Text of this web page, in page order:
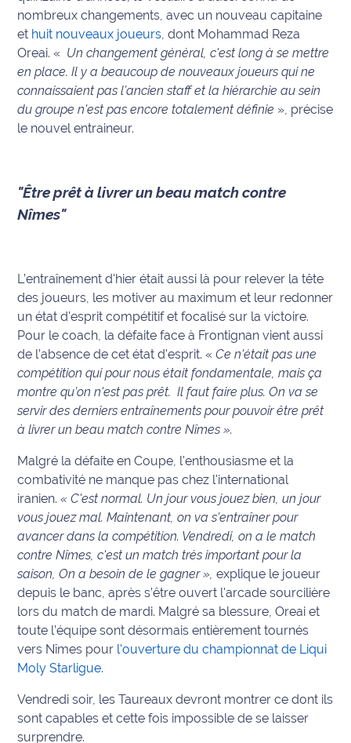
National
International
Défense
Municipales
Contenus
Partenaires
rédaction
Coup de
coeur
Maritima
Fil
rouge
Maritima
de Jeff
C'est
mon
club
Les
Coachs
Maritima
Bon
plan
sortie
Nous
contacter
nombreux changements, avec un nouveau capitaine
et huit nouveaux joueurs , dont Mohammad Reza
Oreai. « Un changement général, c'est long à se mettre
en place. Il y a beaucoup de nouveaux joueurs qui ne
connaissaient pas l’ancien staff et la hiérarchie au sein
du groupe n'est pas encore totalement définie », précise
le nouvel entraineur.
"Être prêt à livrer un beau match contre
Nîmes"
L’entraînement d'hier était aussi là pour relever la tête
des joueurs, les motiver au maximum et leur redonner
un état d'esprit compétitif et focalisé sur la victoire.
Pour le coach, la défaite face à Frontignan vient aussi
de l’absence de cet état d'esprit. « Ce n'était pas une
compétition qui pour nous était fondamentale, mais ça
montre qu’on n'est pas prêt. Il faut faire plus. On va se
servir des derniers entraînements pour pouvoir être prêt
à livrer un beau match contre Nîmes ».
Malgré la défaite en Coupe, l'enthousiasme et la
combativité ne manque pas chez l'international
iranien.« C'est normal. Un jour vous jouez bien, un jour
vous jouez mal. Maintenant, on va s’entraîner pour
avancer dans la compétition. Vendredi, on a le match
contre Nîmes, c'est un match très important pour la
saison, On a besoin de le gagner »,explique le joueur
depuis le banc, après s’être ouvert l'arcade sourcilière
lors du match de mardi. Malgré sa blessure, Oreai et
toute l’équipe sont désormais entièrement tournés
vers Nîmes pour l'ouverture du championnat de Liqui
Moly Starligue.
Vendredi soir, les Taureaux devront montrer ce dont ils
sont capables et cette fois impossible de se laisser
surprendre.